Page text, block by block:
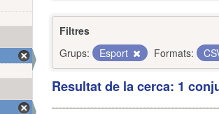
Filtres
Grups:
Esport Formats:
Resultat de la cerca: 1